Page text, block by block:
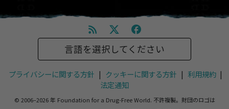
言語を選択してください
プライバシーに関する方針 | クッキーに関する方針 | 利用規約 |
法定通知
© 2006–2026 年 Foundation for a Drug-Free World. 不許複製。財団のロゴは